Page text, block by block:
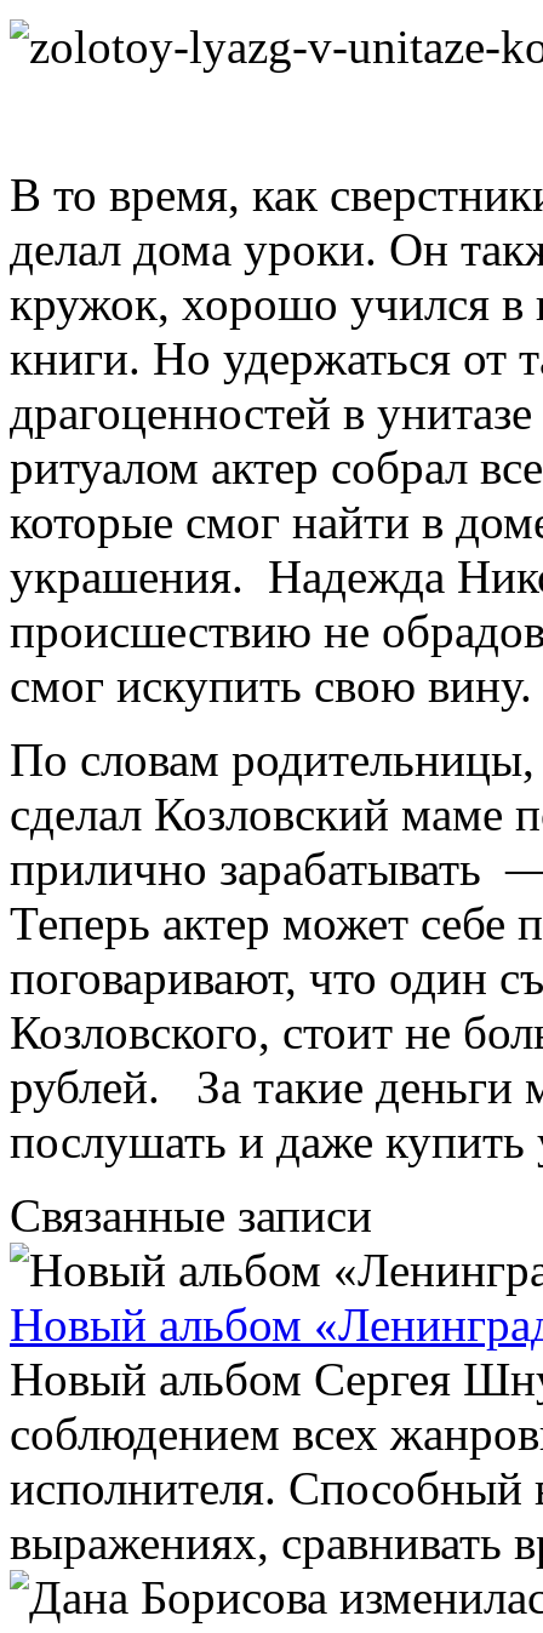
В то время, как
делал дома уроки. Он
кружок, хорошо учился в
книги. Но удержаться от
драгоценностей в
ритуалом актер собрал
которые смог найти в
украшения. Надежда
происшествию не
смог искупить свою вину.
По словам
сделал Козловский маме
прилично зарабатывать
Теперь актер может себе
поговаривают, что один
Козловского, стоит не
рублей. За такие деньги
послушать и даже
Связанные записи
Новый альбом
Новый альбом Сергея
соблюдением всех
исполнителя. Способный
выражениях, сравнивать